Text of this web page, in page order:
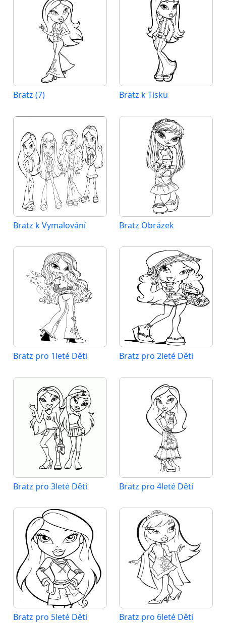
Bratz (7) Bratz k Tisku
Bratz k Vymalování Bratz Obrázek
Bratz pro 1leté Děti Bratz pro 2leté Děti
Bratz pro 3leté Děti Bratz pro 4leté Děti
Bratz pro 5leté Děti Bratz pro 6leté Děti